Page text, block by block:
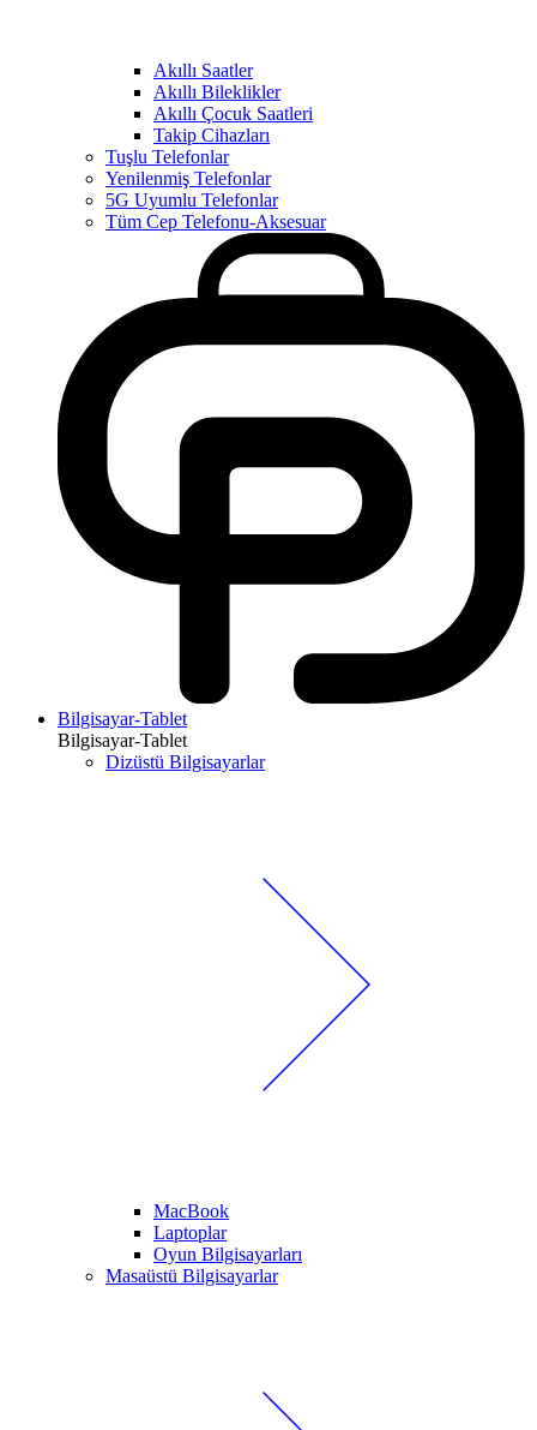
Akıllı Saatler
Akıllı Bileklikler
Akıllı Çocuk Saatleri
Takip Cihazları
Tuşlu Telefonlar
Yenilenmiş Telefonlar
5G Uyumlu Telefonlar
Tüm Cep Telefonu-Aksesuar
Bilgisayar-Tablet
Bilgisayar-Tablet
Dizüstü Bilgisayarlar
MacBook
Laptoplar
Oyun Bilgisayarları
Masaüstü Bilgisayarlar